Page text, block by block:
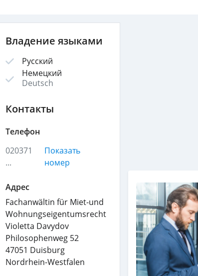
Владение языками
Русский
Немецкий
Deutsch
Контакты
Телефон
020371
...
Показать
номер
Адрес
Fachanwältin für Miet-und
Wohnungseigentumsrecht
Violetta Davydov
Philosophenweg 52
47051 Duisburg
Nordrhein-Westfalen